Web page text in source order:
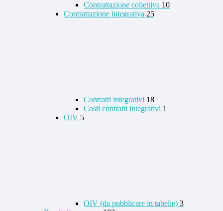
Contrattazione collettiva 10
Contrattazione integrativa 25
Contratti integrativi 18
Costi contratti integrativi 1
OIV 5
OIV (da pubblicare in tabelle) 3